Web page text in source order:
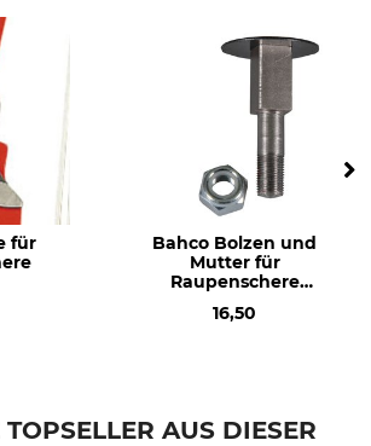
für
Bahco Bolzen und
Mutter für
Raupenschere
16,50
AUS DIESER